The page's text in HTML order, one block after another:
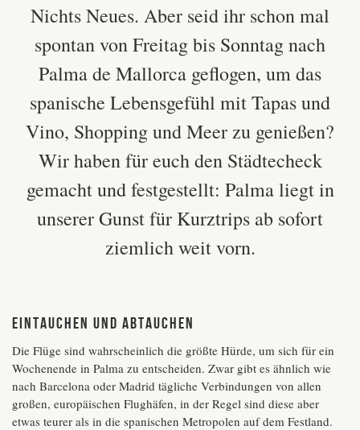
Nichts Neues. Aber seid ihr schon mal
spontan von Freitag bis Sonntag nach
Palma de Mallorca geflogen, um das
spanische Lebensgefühl mit Tapas und
Vino, Shopping und Meer zu genießen?
Wir haben für euch den Städtecheck
gemacht und festgestellt: Palma liegt in
unserer Gunst für Kurztrips ab sofort
ziemlich weit vorn.
Eintauchen und Abtauchen
Die Flüge sind wahrscheinlich die größte Hürde, um sich für ein
Wochenende in Palma zu entscheiden. Zwar gibt es ähnlich wie
nach Barcelona oder Madrid tägliche Verbindungen von allen
großen, europäischen Flughäfen, in der Regel sind diese aber
etwas teurer als in die spanischen Metropolen auf dem Festland.